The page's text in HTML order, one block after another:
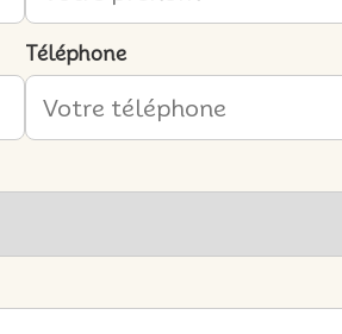
Téléphone